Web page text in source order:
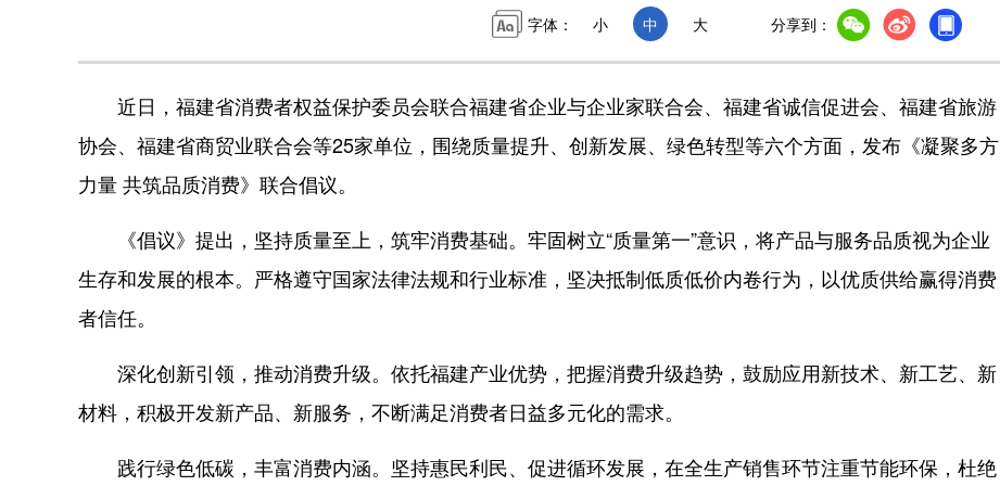
字体： 小 中 大 分享到：
近日，福建省消费者权益保护委员会联合福建省企业与企业家联合会、福建省诚信促进会、福建省旅游
协会、福建省商贸业联合会等25家单位，围绕质量提升、创新发展、绿色转型等六个方面，发布《凝聚多方
力量 共筑品质消费》联合倡议。
《倡议》提出，坚持质量至上，筑牢消费基础。牢固树立“质量第一”意识，将产品与服务品质视为企业
生存和发展的根本。严格遵守国家法律法规和行业标准，坚决抵制低质低价内卷行为，以优质供给赢得消费
者信任。
深化创新引领，推动消费升级。依托福建产业优势，把握消费升级趋势，鼓励应用新技术、新工艺、新
材料，积极开发新产品、新服务，不断满足消费者日益多元化的需求。
践行绿色低碳，丰富消费内涵。坚持惠民利民、促进循环发展，在全生产销售环节注重节能环保，杜绝